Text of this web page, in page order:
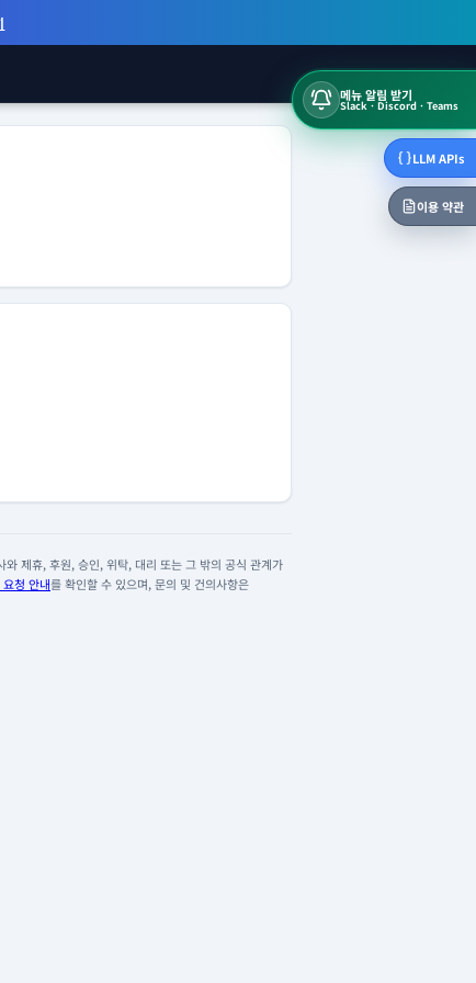
메뉴 알림 받기
Slack · Discord · Teams
LLM APIs
이용 약관
제휴, 후원, 승인, 위탁, 대리 또는 그 밖의 공식 관계가
청 안내를 확인할 수 있으며, 문의 및 건의사항은